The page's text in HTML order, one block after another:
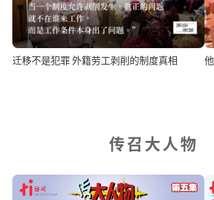
迁移不是犯罪 外籍劳工剥削的制度真相
传召大人物